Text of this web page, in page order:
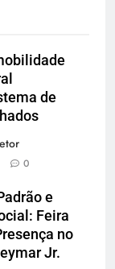
de
0
e
Feira
no
Jr.